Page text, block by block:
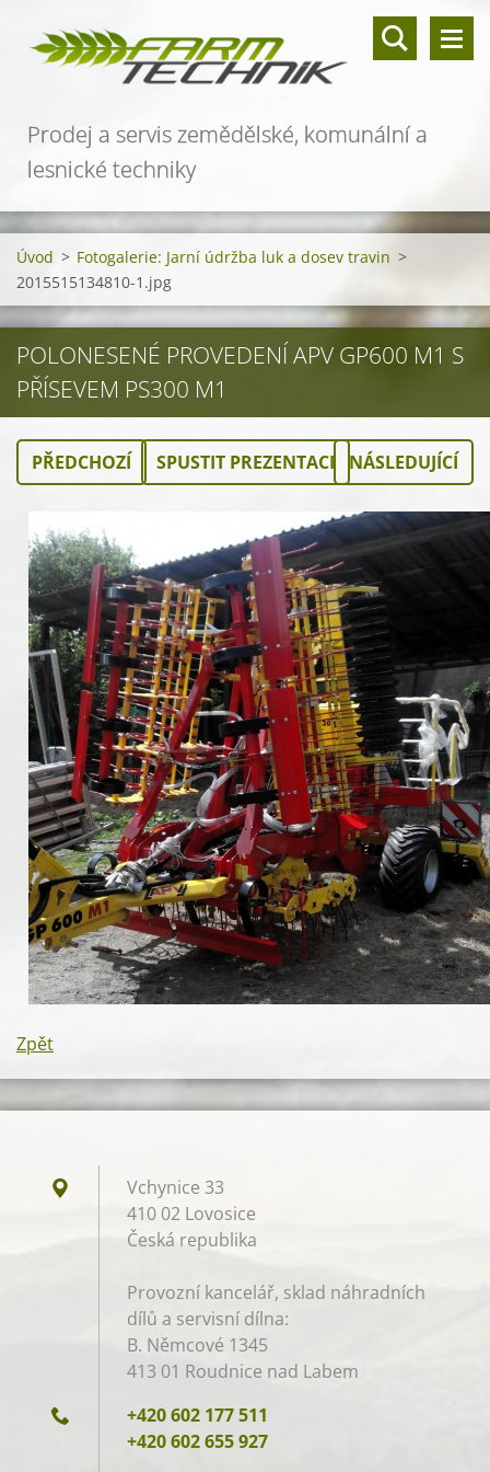
Prodej a servis zemědělské, komunální a
lesnické techniky
Úvod > Fotogalerie: Jarní údržba luk a dosev travin >
2015515134810-1.jpg
POLONESENÉ PROVEDENÍ APV GP600 M1 S
PŘÍSEVEM PS300 M1
PŘEDCHOZÍ SPUSTIT PREZENTACI NÁSLEDUJÍCÍ
Zpět
Vchynice 33
410 02 Lovosice
Česká republika
Provozní kancelář, sklad náhradních
dílů a servisní dílna:
B. Němcové 1345
413 01 Roudnice nad Labem
+420 602 177 511
+420 602 655 927